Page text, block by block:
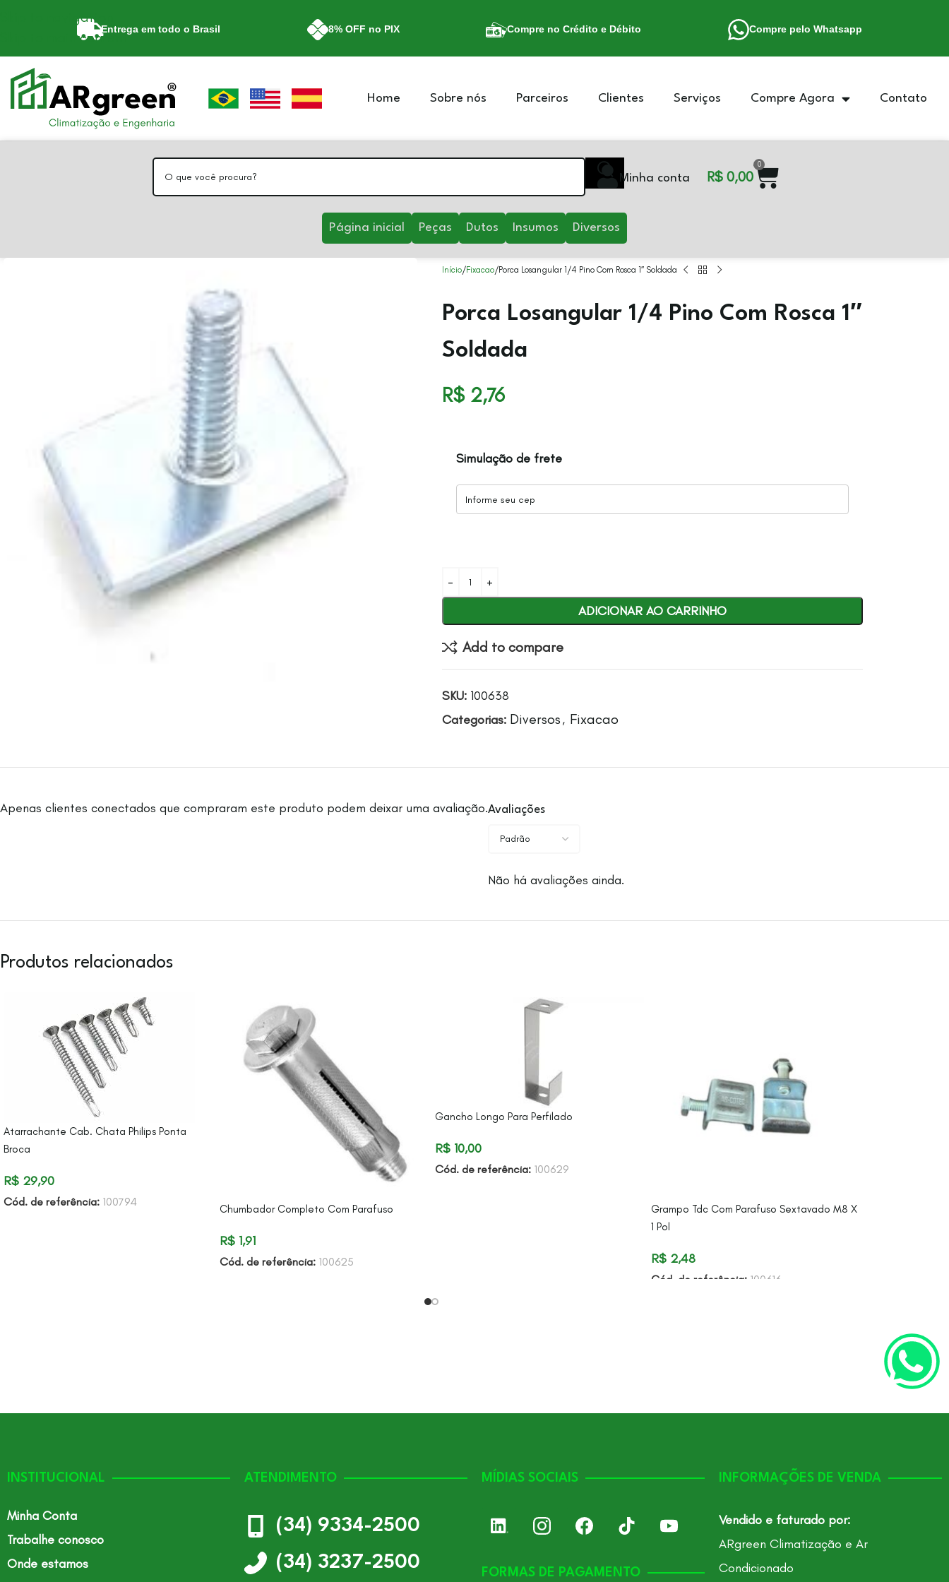
Skip to navigation
Skip to main content
Entrega em todo o Brasil 8% OFF no PIX Compre no Crédito e Débito Compre pelo Whatsapp
Home Sobre nós Parceiros Clientes Serviços Compre Agora Contato
Minha conta R$ 0,00
0
Página inicial Peças Dutos Insumos Diversos
Início Fixacao Porca Losangular 1/4 Pino Com Rosca 1″ Soldada
Porca Losangular 1/4 Pino Com Rosca 1″
Soldada
R$2,76
Simulação de frete
ADICIONAR AO CARRINHO
Add to compare
SKU: 100638
Categorias: Diversos, Fixacao
Avaliações
Não há avaliações ainda.
Apenas clientes conectados que compraram este produto podem deixar uma avaliação.
Produtos relacionados
Atarrachante Cab. Chata Philips Ponta
Broca
R$ 29,90
Cód. de referência: 100794
Chumbador Completo Com Parafuso
R$1,91
Cód. de referência: 100625
Gancho Longo Para Perfilado
R$ 10,00
Cód. de referência: 100629
Grampo Tdc Com Parafuso Sextavado M8 X
1 Pol
R$2,48
Cód. de referência: 100616
INSTITUCIONAL
Minha Conta
Trabalhe conosco
Onde estamos
ATENDIMENTO
(34) 9334-2500
(34) 3237-2500
MÍDIAS SOCIAIS
FORMAS DE PAGAMENTO
INFORMAÇÕES DE VENDA
Vendido e faturado por:
ARgreen Climatização e Ar
Condicionado